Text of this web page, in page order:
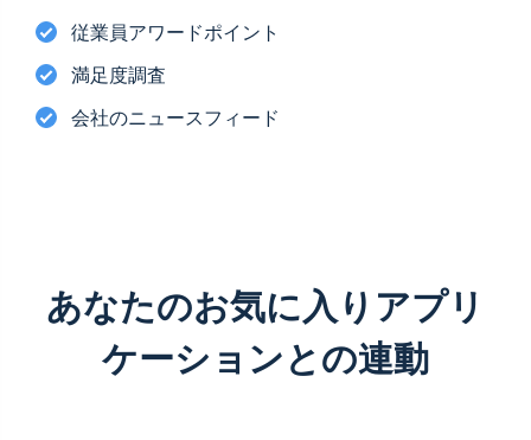
従業員アワードポイント
満足度調査
会社のニュースフィード
あなたのお気に入りアプリ
ケーションとの連動